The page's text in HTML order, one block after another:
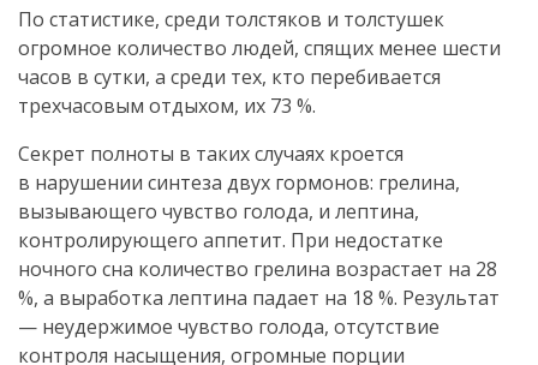
По статистике, среди толстяков и толстушек
огромное количество людей, спящих менее шести
часов в сутки, а среди тех, кто перебивается
трехчасовым отдыхом, их 73 %.
Секрет полноты в таких случаях кроется
в нарушении синтеза двух гормонов: грелина,
вызывающего чувство голода, и лептина,
контролирующего аппетит. При недостатке
ночного сна количество грелина возрастает на 28
%, а выработка лептина падает на 18 %. Результат
— неудержимое чувство голода, отсутствие
контроля насыщения, огромные порции